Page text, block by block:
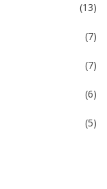
(13)
(7)
(7)
(6)
(5)